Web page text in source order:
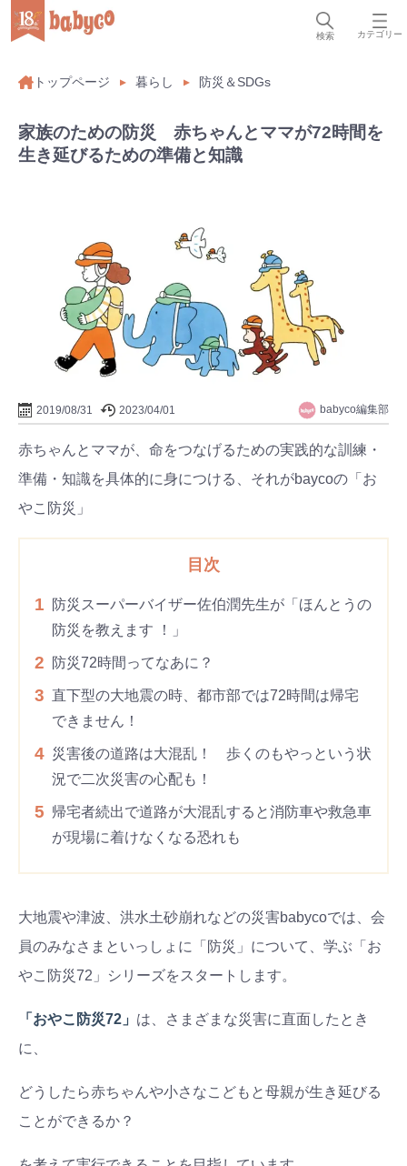
検索 カテゴリー
トップページ 暮らし 防災＆SDGs
家族のための防災 赤ちゃんとママが72時間を
生き延びるための準備と知識
2019/08/31 2023/04/01 babyco編集部
赤ちゃんとママが、命をつなげるための実践的な訓練・
準備・知識を具体的に身につける、それがbaycoの「お
やこ防災」
目次
1
防災スーパーバイザー佐伯潤先生が「ほんとうの
防災を教えます ！」
2 防災72時間ってなあに？
3 直下型の大地震の時、都市部では72時間は帰宅
できません！
4 災害後の道路は大混乱！ 歩くのもやっという状
況で二次災害の心配も！
5 帰宅者続出で道路が大混乱すると消防車や救急車
が現場に着けなくなる恐れも
大地震や津波、洪水土砂崩れなどの災害babycoでは、会
員のみなさまといっしょに「防災」について、学ぶ「お
やこ防災72」シリーズをスタートします。
「おやこ防災72」 は、さまざまな災害に直面したとき
に、
どうしたら赤ちゃんや小さなこどもと母親が生き延びる
ことができるか？